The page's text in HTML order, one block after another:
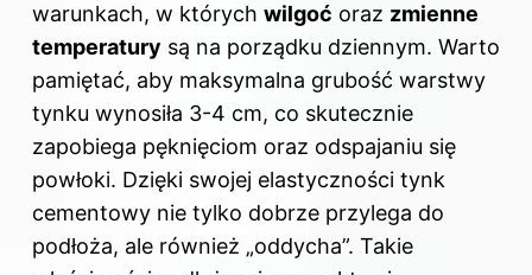
warunkach, w których wilgoć oraz zmienne
temperatury są na porządku dziennym. Warto
pamiętać, aby maksymalna grubość warstwy
tynku wynosiła 3-4 cm, co skutecznie
zapobiega pęknięciom oraz odspajaniu się
powłoki. Dzięki swojej elastyczności tynk
cementowy nie tylko dobrze przylega do
podłoża, ale również „oddycha”. Takie